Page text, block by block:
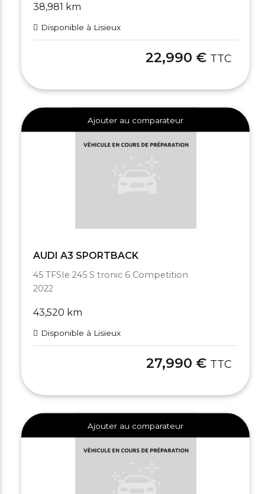
38,981 km
Disponible à Lisieux
22,990 € TTC
Ajouter au comparateur
AUDI A3 SPORTBACK
45 TFSIe 245 S tronic 6 Competition
2022
43,520 km
Disponible à Lisieux
27,990 € TTC
Ajouter au comparateur